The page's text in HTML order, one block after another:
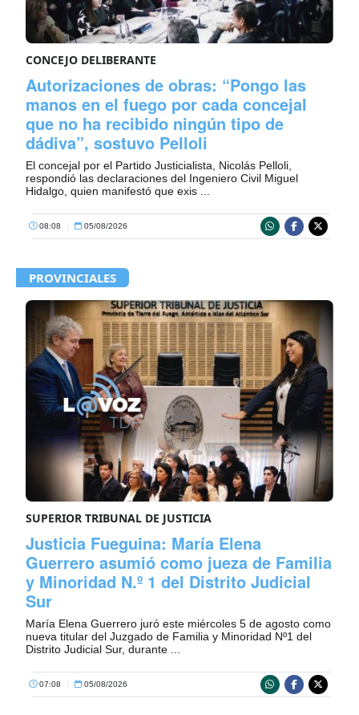
CONCEJO DELIBERANTE
Autorizaciones de obras: “Pongo las
manos en el fuego por cada concejal
que no ha recibido ningún tipo de
dádiva”, sostuvo Pelloli
El concejal por el Partido Justicialista, Nicolás Pelloli,
respondió las declaraciones del Ingeniero Civil Miguel
Hidalgo, quien manifestó que exis ...
08:08 | 05/08/2026
PROVINCIALES
SUPERIOR TRIBUNAL DE JUSTICIA
Justicia Fueguina: María Elena
Guerrero asumió como jueza de Familia
y Minoridad N.º 1 del Distrito Judicial
Sur
María Elena Guerrero juró este miércoles 5 de agosto como
nueva titular del Juzgado de Familia y Minoridad Nº1 del
Distrito Judicial Sur, durante ...
07:08 | 05/08/2026